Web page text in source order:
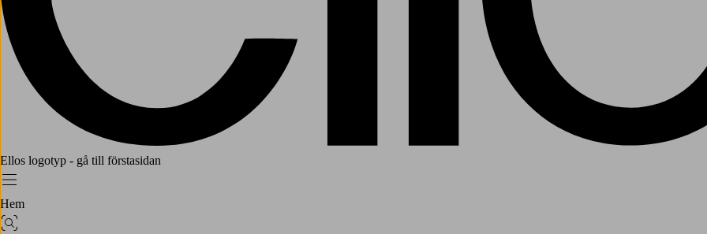
Ellos logotyp - gå till förstasidan
Meny
Hem
Bildsök